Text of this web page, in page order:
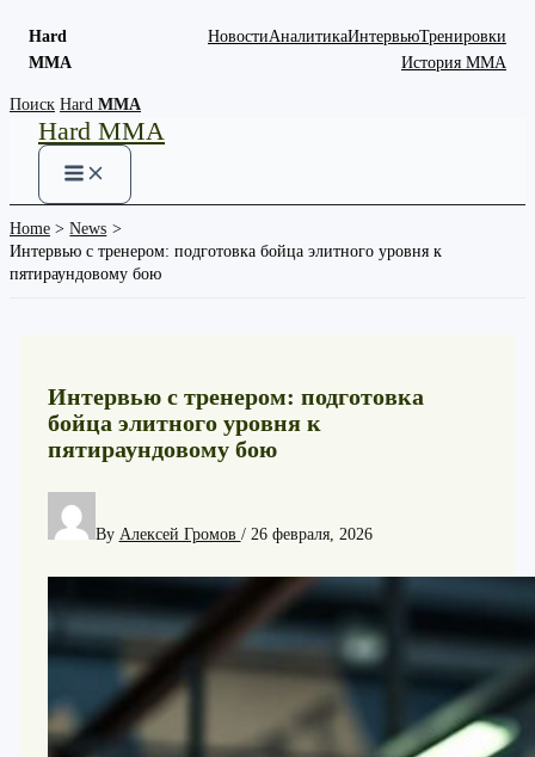
Hard
MMA
НовостиАналитикаИнтервьюТренировки
История ММА
Skip
content
Поиск Hard MMA
Hard MMA
Home
News
Интервью с тренером: подготовка бойца элитного уровня к
пятираундовому бою
Интервью с тренером: подготовка
бойца элитного уровня к
пятираундовому бою
By Алексей Громов / 26 февраля, 2026